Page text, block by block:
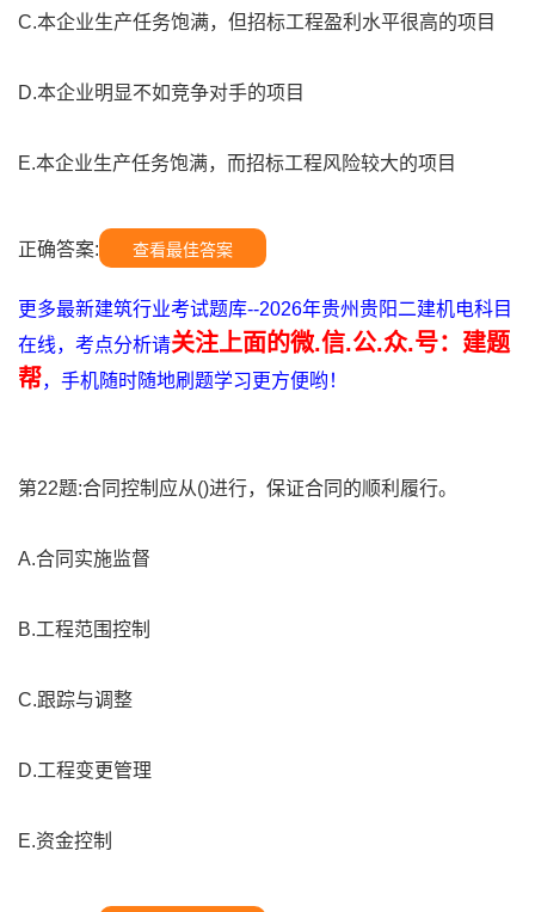
C.本企业生产任务饱满，但招标工程盈利水平很高的项目
D.本企业明显不如竞争对手的项目
E.本企业生产任务饱满，而招标工程风险较大的项目
正确答案: 查看最佳答案
更多最新建筑行业考试题库--2026年贵州贵阳二建机电科目
在线，考点分析请关注上面的微.信.公.众.号：建题
帮，手机随时随地刷题学习更方便哟！
第22题:合同控制应从()进行，保证合同的顺利履行。
A.合同实施监督
B.工程范围控制
C.跟踪与调整
D.工程变更管理
E.资金控制